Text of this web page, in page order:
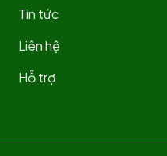
Tin tức
Liên hệ
Hỗ trợ